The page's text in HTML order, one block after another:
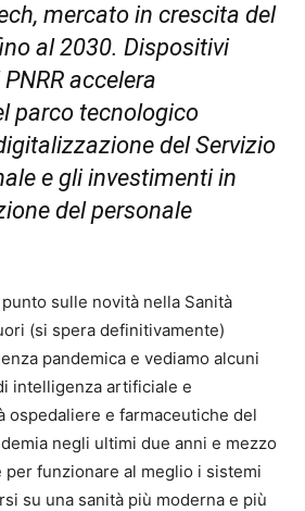
mercato in crescita del
al 2030. Dispositivi
accelera
parco tecnologico
del Servizio
e gli investimenti in
del personale
sulle novità nella Sanità
(si spera definitivamente)
pandemica e vediamo alcuni
intelligenza artificiale e
ospedaliere e farmaceutiche del
negli ultimi due anni e mezzo
per funzionare al meglio i sistemi
su una sanità più moderna e più